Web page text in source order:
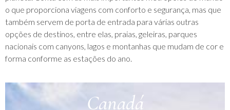
o que proporciona viagens com conforto e segurança, mas que
também servem de porta de entrada para várias outras
opções de destinos, entre elas, praias, geleiras, parques
nacionais com canyons, lagos e montanhas que mudam de cor e
forma conforme as estações do ano.
Canadá